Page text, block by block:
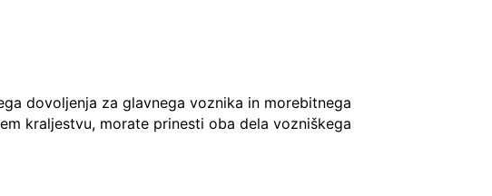
dovoljenja za glavnega voznika in morebitnega
kraljestvu, morate prinesti oba dela vozniškega